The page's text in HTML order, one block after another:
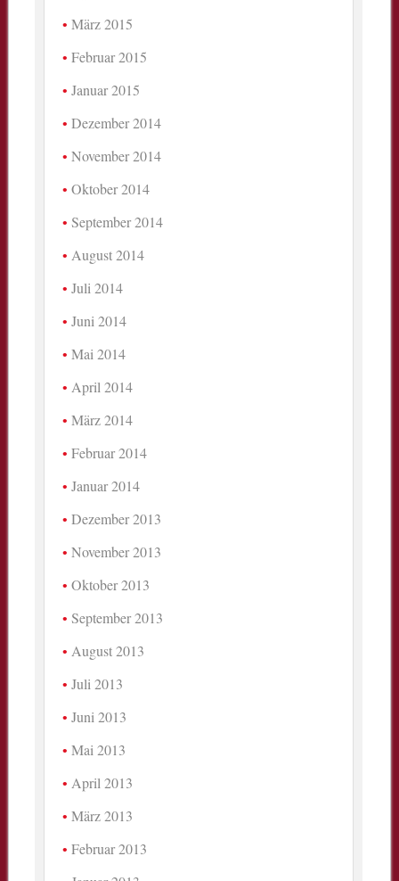
März 2015
Februar 2015
Januar 2015
Dezember 2014
November 2014
Oktober 2014
September 2014
August 2014
Juli 2014
Juni 2014
Mai 2014
April 2014
März 2014
Februar 2014
Januar 2014
Dezember 2013
November 2013
Oktober 2013
September 2013
August 2013
Juli 2013
Juni 2013
Mai 2013
April 2013
März 2013
Februar 2013